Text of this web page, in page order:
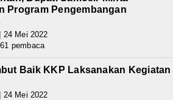
Program Pengembangan
24 Mei 2022
pembaca
Baik KKP Laksanakan Kegiatan
24 Mei 2022